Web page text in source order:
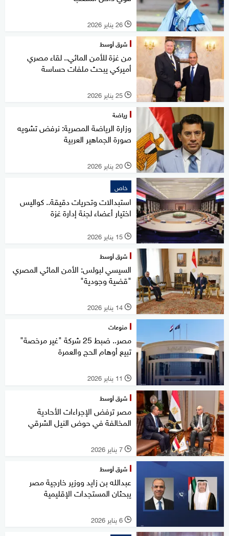
l 26 يناير 2026
شرق أوسط
من غزة للأمن المائي.. لقاء مصري
أميركي يبحث ملفات حساسة
l 25 يناير 2026
رياضة
وزارة الرياضة المصرية: نرفض تشويه
صورة الجماهير العربية
l 20 يناير 2026
خاص
استبدالات وتحريات دقيقة.. كواليس
اختيار أعضاء لجنة إدارة غزة
l 15 يناير 2026
شرق أوسط
السيسي لبولس: الأمن المائي المصري
"قضية وجودية"
l 14 يناير 2026
منوعات
مصر.. ضبط 25 شركة "غير مرخصة"
تبيع أوهام الحج والعمرة
l 11 يناير 2026
شرق أوسط
مصر ترفض الإجراءات الأحادية
المخالفة في حوض النيل الشرقي
l 7 يناير 2026
شرق أوسط
عبدالله بن زايد ووزير خارجية مصر
يبحثان المستجدات الإقليمية
l 6 يناير 2026